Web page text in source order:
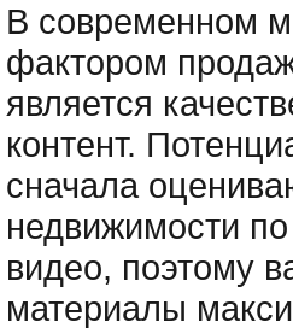
В современном
фактором
является
контент.
сначала
недвижимости
видео, поэтому
материалы